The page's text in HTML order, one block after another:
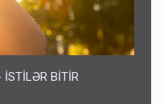
İSTİLƏR BİTİR